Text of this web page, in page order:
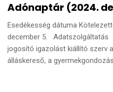
Adónaptár (2024.
Esedékesség dátuma
december 5.
jogosító igazolást kiállító szerv
álláskereső, a